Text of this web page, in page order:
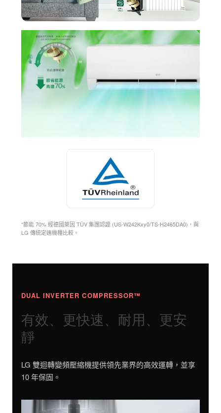
*節能 70% 經德國萊因 TÜV 集團認證 (US-W242Kxy0/TS-H2465DA0)，與
LG 傳統定速機種比較。
DUAL INVERTER COMPRESSOR™
有效、更快速、耐用、更安
靜
LG 雙迴轉變頻壓縮機提供領先業界的高效運轉，並享
10 年保固。